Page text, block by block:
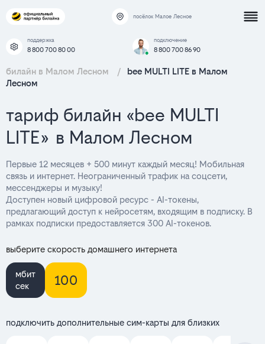
посёлок Малое Лесное
поддержка
8 800 700 80 00
подключение
8 800 700 86 90
билайн в Малом Лесном /
bee MULTI LITE в Малом
Лесном
тариф билайн «bee MULTI
LITE» в Малом Лесном
Первые 12 месяцев + 500 минут каждый месяц! Мобильная
связь и интернет. Неограниченный трафик на соцсети,
мессенджеры и музыку!
Доступен новый цифровой ресурс - AI-токены,
предлагающий доступ к нейросетям, входящим в подписку. В
рамках подписки предоставляется 300 AI-токенов.
выберите скорость домашнего интернета
мбит
сек
100
подключить дополнительные сим-карты для близких